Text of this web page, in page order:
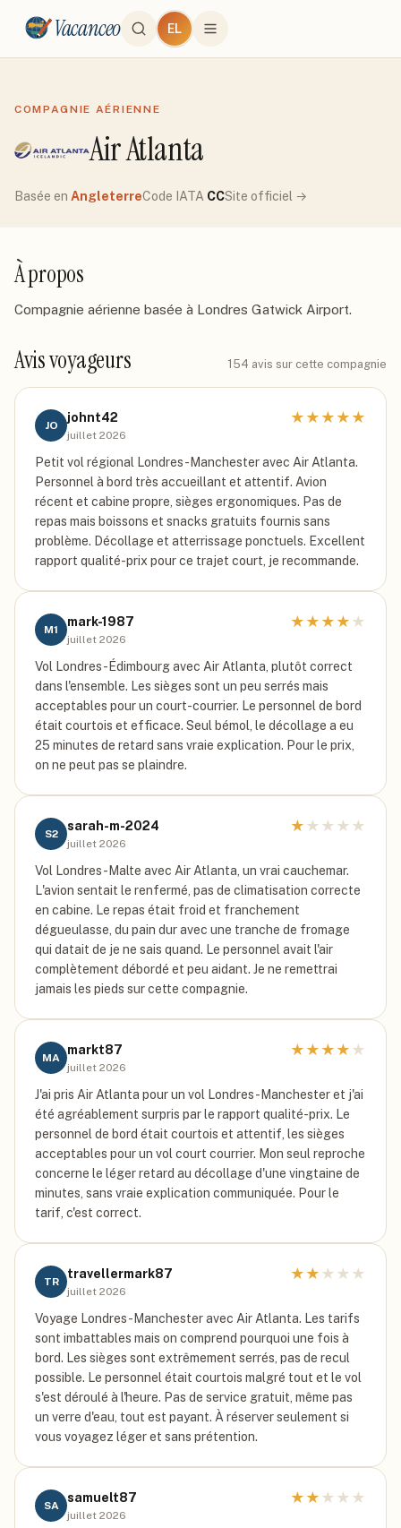
Vacanceo EL
COMPAGNIE AÉRIENNE
Air Atlanta
Basée en AngleterreCode IATA CCSite officiel →
À propos
Compagnie aérienne basée à Londres Gatwick Airport.
Avis voyageurs 154 avis sur cette compagnie
JO
johnt42
juillet 2026
★ ★ ★ ★ ★
Petit vol régional Londres-Manchester avec Air Atlanta.
Personnel à bord très accueillant et attentif. Avion
récent et cabine propre, sièges ergonomiques. Pas de
repas mais boissons et snacks gratuits fournis sans
problème. Décollage et atterrissage ponctuels. Excellent
rapport qualité-prix pour ce trajet court, je recommande.
M1
mark-1987
juillet 2026
★ ★ ★ ★ ★
Vol Londres-Édimbourg avec Air Atlanta, plutôt correct
dans l'ensemble. Les sièges sont un peu serrés mais
acceptables pour un court-courrier. Le personnel de bord
était courtois et efficace. Seul bémol, le décollage a eu
25 minutes de retard sans vraie explication. Pour le prix,
on ne peut pas se plaindre.
S2
sarah-m-2024
juillet 2026
★ ★ ★ ★ ★
Vol Londres-Malte avec Air Atlanta, un vrai cauchemar.
L'avion sentait le renfermé, pas de climatisation correcte
en cabine. Le repas était froid et franchement
dégueulasse, du pain dur avec une tranche de fromage
qui datait de je ne sais quand. Le personnel avait l'air
complètement débordé et peu aidant. Je ne remettrai
jamais les pieds sur cette compagnie.
MA
markt87
juillet 2026
★ ★ ★ ★ ★
J'ai pris Air Atlanta pour un vol Londres-Manchester et j'ai
été agréablement surpris par le rapport qualité-prix. Le
personnel de bord était courtois et attentif, les sièges
acceptables pour un vol court courrier. Mon seul reproche
concerne le léger retard au décollage d'une vingtaine de
minutes, sans vraie explication communiquée. Pour le
tarif, c'est correct.
TR
travellermark87
juillet 2026
★ ★ ★ ★ ★
Voyage Londres-Manchester avec Air Atlanta. Les tarifs
sont imbattables mais on comprend pourquoi une fois à
bord. Les sièges sont extrêmement serrés, pas de recul
possible. Le personnel était courtois malgré tout et le vol
s'est déroulé à l'heure. Pas de service gratuit, même pas
un verre d'eau, tout est payant. À réserver seulement si
vous voyagez léger et sans prétention.
SA
samuelt87
juillet 2026
★ ★ ★ ★ ★